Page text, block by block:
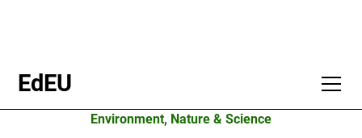
EdEU
Environment, Nature & Science